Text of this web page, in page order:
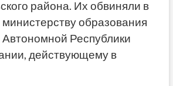
района. Их обвиняли в
министерству образования
Автономной Республики
действующему в